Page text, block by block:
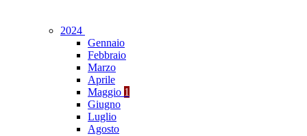
2024
Gennaio
Febbraio
Marzo
Aprile
Maggio 1
Giugno
Luglio
Agosto